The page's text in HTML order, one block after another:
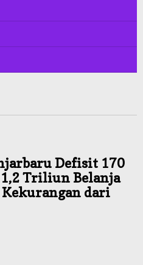
Defisit 170
Triliun Belanja
dari